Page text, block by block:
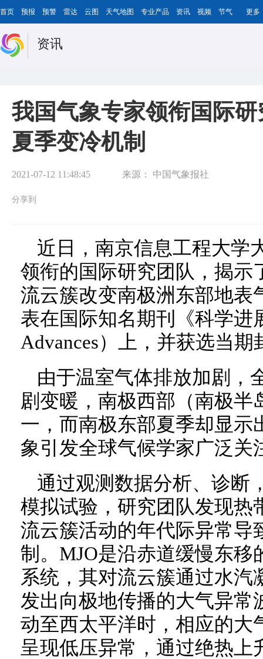
首页 预报 预警 雷达 云图 天气地图 专业产品 资讯 视频 节气 更多
资讯
我国气象专家领衔国际
夏季变冷机制
2021-07-12 11:48:45 来源： 中国气象报社
分享到
近日，南京信息工程大学
领衔的国际研究团队，揭示
流云簇改变南极洲东部地表
表在国际知名期刊《科学进
Advances）上，并获选当期
由于温室气体排放加剧，
剧变暖，南极西部（南极半
一，而南极东部夏季却显示
象引发全球气候学家广泛关
通过观测数据分析、诊断
模拟试验，研究团队发现热
流云簇活动的年代际异常导
制。MJO是沿赤道缓慢东移
系统，其对流云簇通过水汽
发出向极地传播的大气异常
动至西太平洋时，相应的大
呈现低压异常，通过绝热上